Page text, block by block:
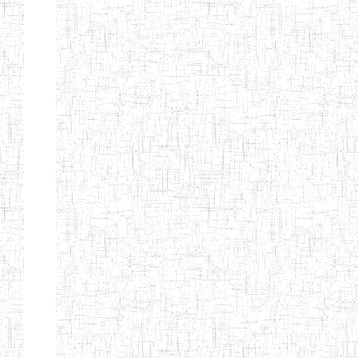
Afficher Page 7 sur 13 Total: 307
Début Préc. 2 3 4 5 6
7
Suivant
Fin
MOKOLO
Etablissements
d'enseignement